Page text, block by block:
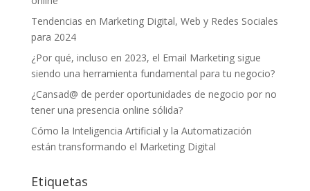
Tendencias en Marketing Digital, Web y Redes Sociales
para 2024
¿Por qué, incluso en 2023, el Email Marketing sigue
siendo una herramienta fundamental para tu negocio?
¿Cansad@ de perder oportunidades de negocio por no
tener una presencia online sólida?
Cómo la Inteligencia Artificial y la Automatización
están transformando el Marketing Digital
Etiquetas